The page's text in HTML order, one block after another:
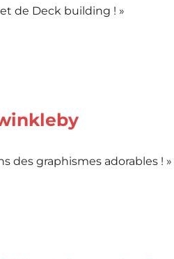
de Deck building ! »
des graphismes adorables ! »